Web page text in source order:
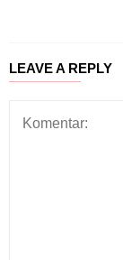
LEAVE A REPLY